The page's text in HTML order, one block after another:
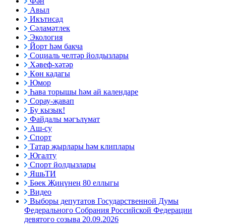
Авыл
Икътисад
Сәламәтлек
Экология
Йорт һәм бакча
Социаль челтәр йолдызлары
Хәвеф-хәтәр
Көн кадагы
Юмор
Һава торышы һәм ай календаре
Сорау-җавап
Бу кызык!
Файдалы мәгълүмат
Аш-су
Спорт
Татар җырлары һәм клиплары
Югалту
Спорт йолдызлары
ЯшьТИ
Бөек Җиңүнең 80 еллыгы
Видео
Выборы депутатов Государственной Думы
Федерального Собрания Российской Федерации
девятого созыва 20.09.2026